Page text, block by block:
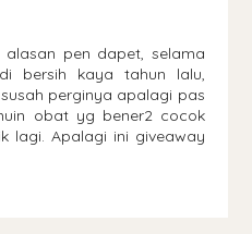
pen dapet, selama
bersih kaya tahun lalu,
perginya apalagi pas
obat yg bener2 cocok
lagi. Apalagi ini giveaway